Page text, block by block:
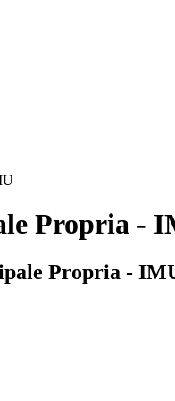
Propria -
Propria -